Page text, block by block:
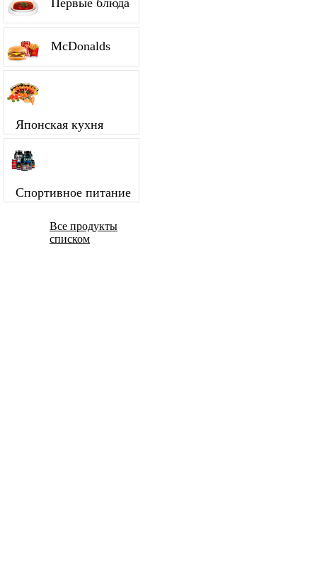
Первые блюда
McDonalds
Японская кухня
Спортивное питание
Все продукты
списком